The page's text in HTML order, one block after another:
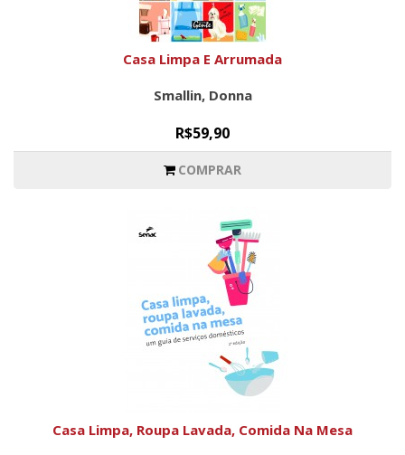
Casa Limpa E Arrumada
Smallin, Donna
R$59,90
COMPRAR
Casa Limpa, Roupa Lavada, Comida Na Mesa